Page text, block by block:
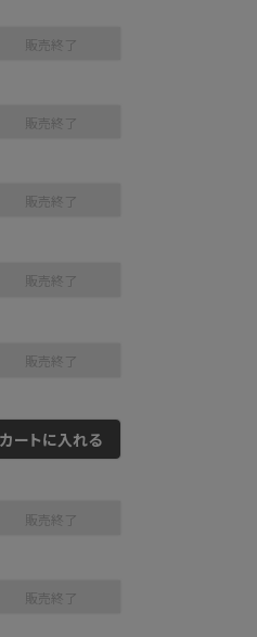
販売終了
販売終了
販売終了
販売終了
販売終了
カートに入れる
販売終了
販売終了